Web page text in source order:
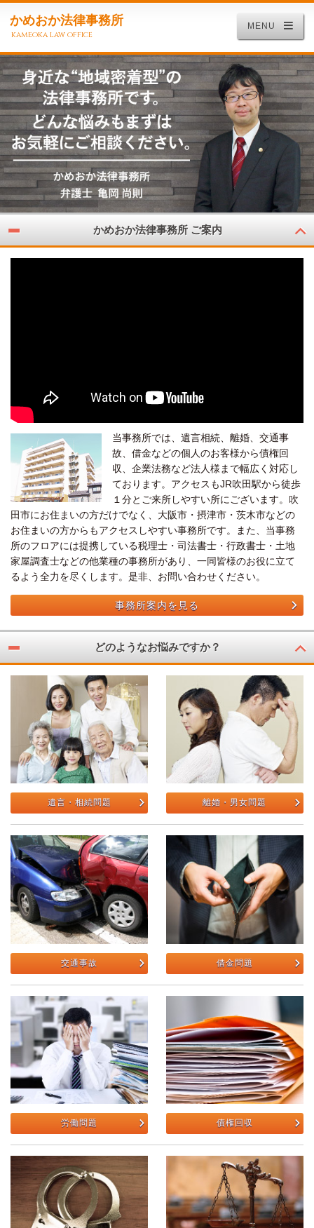
かめおか法律事務所
kameoka law office
MENU
かめおか法律事務所 ご案内
当事務所では、遺言相続、離婚、交通事
故、借金などの個人のお客様から債権回
収、企業法務など法人様まで幅広く対応し
ております。アクセスもJR吹田駅から徒歩
１分とご来所しやすい所にございます。吹
田市にお住まいの方だけでなく、大阪市・摂津市・茨木市などの
お住まいの方からもアクセスしやすい事務所です。また、当事務
所のフロアには提携している税理士・司法書士・行政書士・土地
家屋調査士などの他業種の事務所があり、一同皆様のお役に立て
るよう全力を尽くします。是非、お問い合わせください。
事務所案内を見る
どのようなお悩みですか？
遺言・相続問題 離婚・男女問題
交通事故 借金問題
労働問題 債権回収